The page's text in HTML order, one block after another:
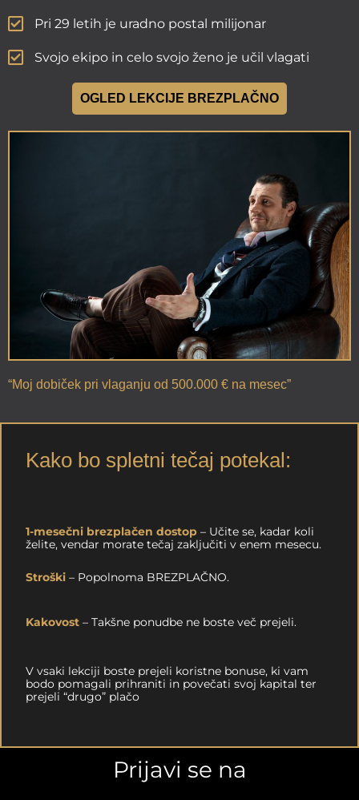
Pri 29 letih je uradno postal milijonar
Svojo ekipo in celo svojo ženo je učil vlagati
OGLED LEKCIJE BREZPLAČNO
“Moj dobiček pri vlaganju od 500.000 € na mesec”
Kako bo spletni tečaj potekal:
1-mesečni brezplačen dostop – Učite se, kadar koli
želite, vendar morate tečaj zaključiti v enem mesecu.
Stroški – Popolnoma BREZPLAČNO.
Kakovost – Takšne ponudbe ne boste več prejeli.
V vsaki lekciji boste prejeli koristne bonuse, ki vam
bodo pomagali prihraniti in povečati svoj kapital ter
prejeli “drugo” plačo
Prijavi se na